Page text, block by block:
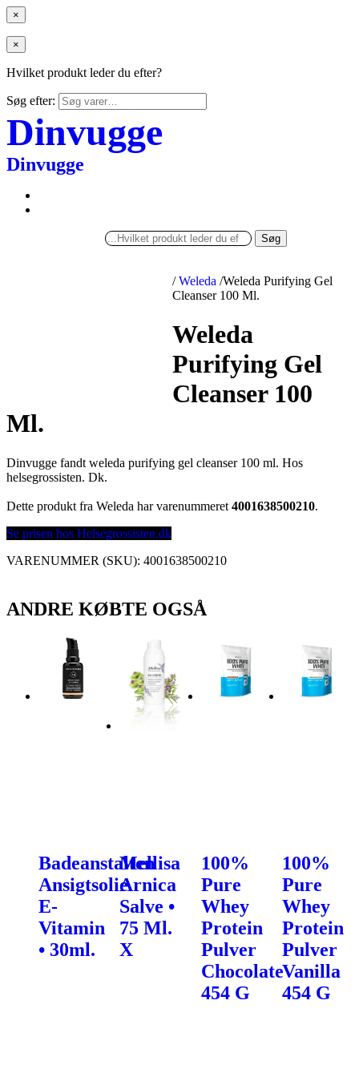
×
×
Hvilket produkt leder du efter?
Søg efter:
Dinvugge
Dinvugge
Søg
/ Weleda /Weleda Purifying Gel
Cleanser 100 Ml.
Weleda
Purifying Gel
Cleanser 100
Ml.
Dinvugge fandt weleda purifying gel cleanser 100 ml. Hos
helsegrossisten. Dk.
Dette produkt fra Weleda har varenummeret 4001638500210.
Se prisen hos Helsegrossisten.dk
VARENUMMER (SKU): 4001638500210
ANDRE KØBTE OGSÅ
Badeanstalten
Ansigtsolie
E-
Vitamin
• 30ml.
Mellisa
Arnica
Salve •
75 Ml.
X
100%
Pure
Whey
Protein
Pulver
Chocolate
454 G
100%
Pure
Whey
Protein
Pulver
Vanilla
454 G